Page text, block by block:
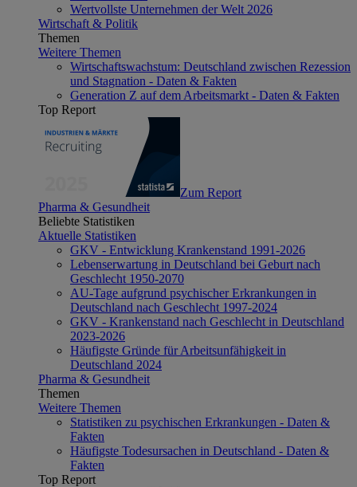
Wertvollste Unternehmen der Welt 2026
Wirtschaft & Politik
Themen
Weitere Themen
Wirtschaftswachstum: Deutschland zwischen Rezession
und Stagnation - Daten & Fakten
Generation Z auf dem Arbeitsmarkt - Daten & Fakten
Top Report
Zum Report
Pharma & Gesundheit
Beliebte Statistiken
Aktuelle Statistiken
GKV - Entwicklung Krankenstand 1991-2026
Lebenserwartung in Deutschland bei Geburt nach
Geschlecht 1950-2070
AU-Tage aufgrund psychischer Erkrankungen in
Deutschland nach Geschlecht 1997-2024
GKV - Krankenstand nach Geschlecht in Deutschland
2023-2026
Häufigste Gründe für Arbeitsunfähigkeit in
Deutschland 2024
Pharma & Gesundheit
Themen
Weitere Themen
Statistiken zu psychischen Erkrankungen - Daten &
Fakten
Häufigste Todesursachen in Deutschland - Daten &
Fakten
Top Report